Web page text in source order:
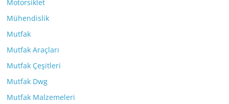
Motorsiklet
Mühendislik
Mutfak
Mutfak Araçları
Mutfak Çeşitleri
Mutfak Dwg
Mutfak Malzemeleri